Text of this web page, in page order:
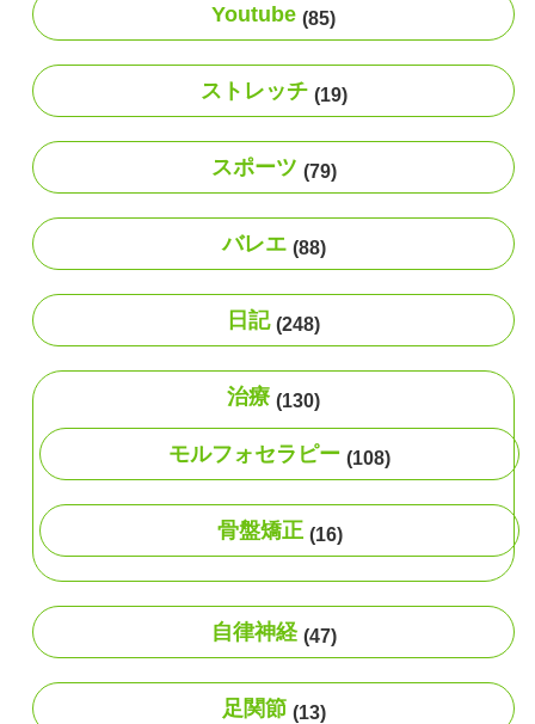
Youtube (85)
ストレッチ (19)
スポーツ (79)
バレエ (88)
日記 (248)
治療 (130)
モルフォセラピー (108)
骨盤矯正 (16)
自律神経 (47)
足関節 (13)